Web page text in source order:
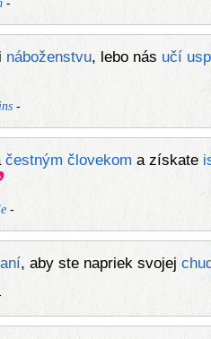
náboženstvu, lebo nás učí
-
čestným človekom a získate
-
, aby ste napriek svojej